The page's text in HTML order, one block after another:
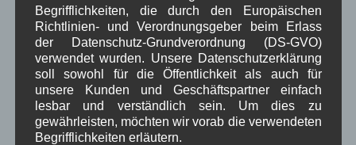
September 2025(5)
August 2025(2)
Juli 2025
(9)
Juni 2025(7)
April 2025
(8)
März 2025(5)
Februar 2025(9)
Begrifflichkeiten, die durch den Europäischen
Richtlinien- und Verordnungsgeber beim Erlass
der Datenschutz-Grundverordnung (DS-GVO)
verwendet wurden. Unsere Datenschutzerklärung
soll sowohl für die Öffentlichkeit als auch für
unsere Kunden und Geschäftspartner einfach
lesbar und verständlich sein. Um dies zu
gewährleisten, möchten wir vorab die verwendeten
Begrifflichkeiten erläutern.